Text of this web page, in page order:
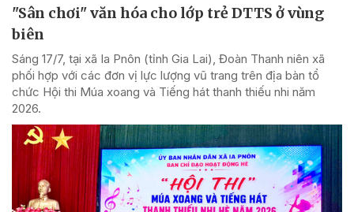
"Sân chơi" văn hóa cho lớp trẻ DTTS ở vùng
biên
Sáng 17/7, tại xã Ia Pnôn (tỉnh Gia Lai), Đoàn Thanh niên xã
phối hợp với các đơn vị lực lượng vũ trang trên địa bàn tổ
chức Hội thi Múa xoang và Tiếng hát thanh thiếu nhi năm
2026.